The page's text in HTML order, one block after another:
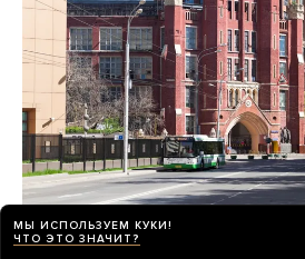
Все лето градозащитники
МЫ ИСПОЛЬЗУЕМ КУКИ!
ЧТО ЭТО ЗНАЧИТ?